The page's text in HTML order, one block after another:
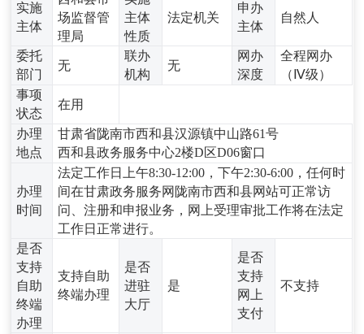
实施
主体
场监督管
理局
主体
性质
法定机关
申办
主体
自然人
委托
部门
无
联办
机构
无
网办
深度
全程网办
（Ⅳ级）
事项
状态
在用
办理
地点
甘肃省陇南市西和县汉源镇中山路61号
西和县政务服务中心2楼D区D06窗口
办理
时间
法定工作日上午8:30-12:00，下午2:30-6:00，任何时
间在甘肃政务服务网陇南市西和县网站可正常访
问、注册和申报业务，网上受理审批工作将在法定
工作日正常进行。
是否
支持
自助
终端
办理
支持自助
终端办理
是否
进驻
大厅
是
是否
支持
网上
支付
不支持